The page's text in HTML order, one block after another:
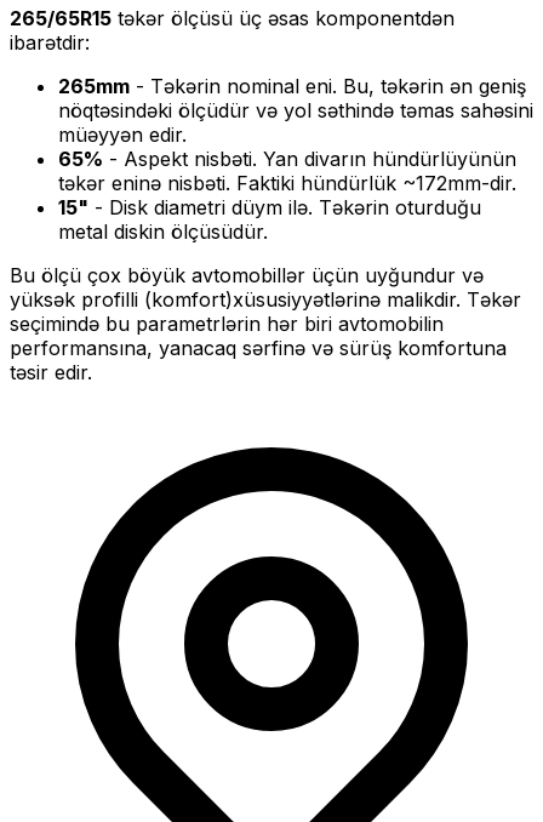
265/65R15 təkər ölçüsü üç əsas komponentdən
ibarətdir:
265mm - Təkərin nominal eni. Bu, təkərin ən geniş
nöqtəsindəki ölçüdür və yol səthində təmas sahəsini
müəyyən edir.
65% - Aspekt nisbəti. Yan divarın hündürlüyünün
təkər eninə nisbəti. Faktiki hündürlük ~172mm-dir.
15" - Disk diametri düym ilə. Təkərin oturduğu
metal diskin ölçüsüdür.
Bu ölçü çox böyük avtomobillər üçün uyğundur və
yüksək profilli (komfort)xüsusiyyətlərinə malikdir. Təkər
seçimində bu parametrlərin hər biri avtomobilin
performansına, yanacaq sərfinə və sürüş komfortuna
təsir edir.